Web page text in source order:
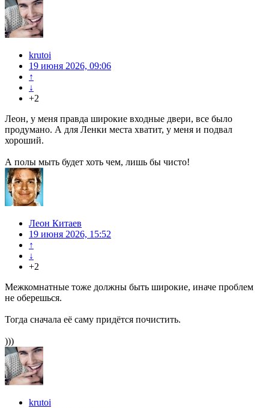
krutoi
19 июня 2026, 09:06
↑
↓
+2
Леон, у меня правда широкие входные двери, все было
продумано. А для Ленки места хватит, у меня и подвал
хороший.
А полы мыть будет хоть чем, лишь бы чисто!
Леон Китаев
19 июня 2026, 15:52
↑
↓
+2
Межкомнатные тоже должны быть широкие, иначе проблем
не оберешься.
Тогда сначала её саму придётся почистить.
)))
krutoi